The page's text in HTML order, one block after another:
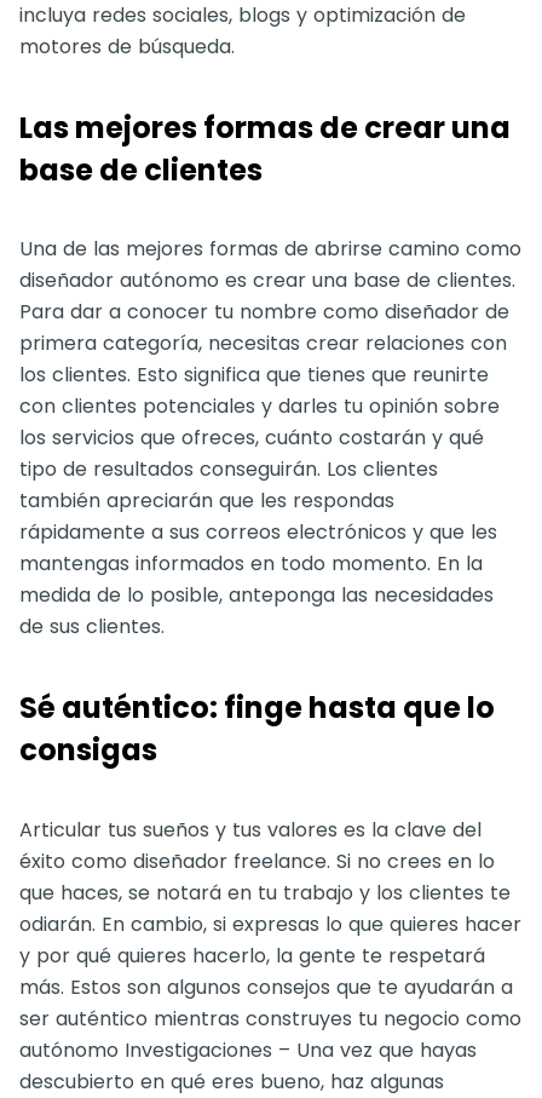
incluya redes sociales, blogs y optimización de
motores de búsqueda.
Las mejores formas de crear una
base de clientes
Una de las mejores formas de abrirse camino como
diseñador autónomo es crear una base de clientes.
Para dar a conocer tu nombre como diseñador de
primera categoría, necesitas crear relaciones con
los clientes. Esto significa que tienes que reunirte
con clientes potenciales y darles tu opinión sobre
los servicios que ofreces, cuánto costarán y qué
tipo de resultados conseguirán. Los clientes
también apreciarán que les respondas
rápidamente a sus correos electrónicos y que les
mantengas informados en todo momento. En la
medida de lo posible, anteponga las necesidades
de sus clientes.
Sé auténtico: finge hasta que lo
consigas
Articular tus sueños y tus valores es la clave del
éxito como diseñador freelance. Si no crees en lo
que haces, se notará en tu trabajo y los clientes te
odiarán. En cambio, si expresas lo que quieres hacer
y por qué quieres hacerlo, la gente te respetará
más. Estos son algunos consejos que te ayudarán a
ser auténtico mientras construyes tu negocio como
autónomo Investigaciones – Una vez que hayas
descubierto en qué eres bueno, haz algunas